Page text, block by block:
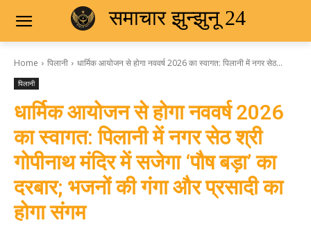
समाचार झुन्झुनू 24
Home पिलानी धार्मिक आयोजन से होगा नववर्ष 2026 का स्वागत: पिलानी में नगर सेठ...
पिलानी
धार्मिक आयोजन से होगा नववर्ष 2026
का स्वागत: पिलानी में नगर सेठ श्री
गोपीनाथ मंदिर में सजेगा ‘पौष बड़ा’ का
दरबार; भजनों की गंगा और प्रसादी का
होगा संगम